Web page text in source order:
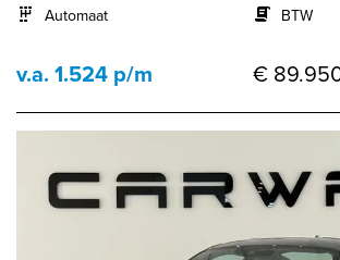
Automaat
BTW
v.a. 1.524 p/m €